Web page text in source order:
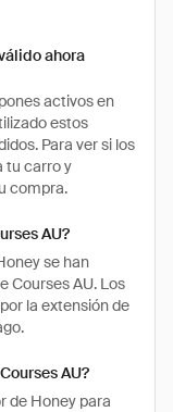
ahora
activos en
estos
Para ver si los
tu carro y
compra.
AU?
se han
Courses AU. Los
la extensión de
AU?
de Honey para